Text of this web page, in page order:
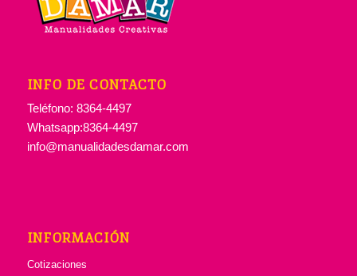
INFO DE CONTACTO
Teléfono: 8364-4497
Whatsapp:8364-4497
info@manualidadesdamar.com
INFORMACIÓN
Cotizaciones